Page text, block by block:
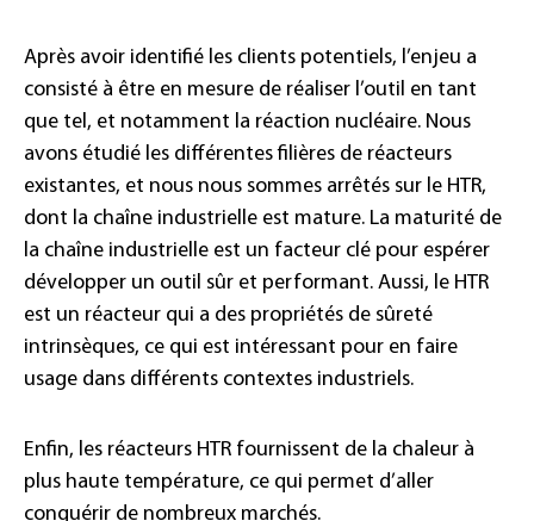
Après avoir identifié les clients potentiels, l’enjeu a
consisté à être en mesure de réaliser l’outil en tant
que tel, et notamment la réaction nucléaire. Nous
avons étudié les différentes filières de réacteurs
existantes, et nous nous sommes arrêtés sur le HTR,
dont la chaîne industrielle est mature. La maturité de
la chaîne industrielle est un facteur clé pour espérer
développer un outil sûr et performant. Aussi, le HTR
est un réacteur qui a des propriétés de sûreté
intrinsèques, ce qui est intéressant pour en faire
usage dans différents contextes industriels.
Enfin, les réacteurs HTR fournissent de la chaleur à
plus haute température, ce qui permet d’aller
conquérir de nombreux marchés.